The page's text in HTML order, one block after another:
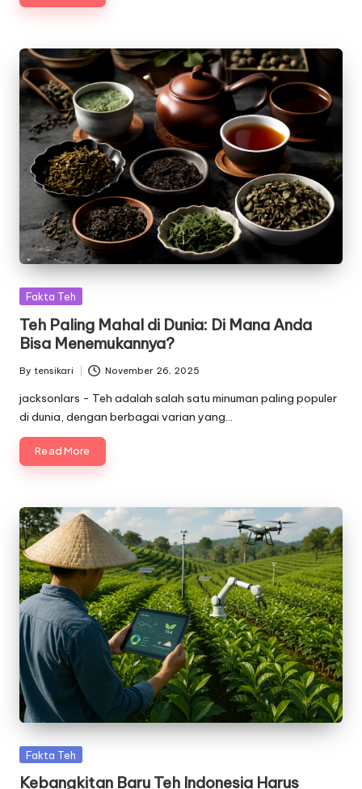
Posted
Fakta Teh
Teh Paling Mahal di Dunia: Di Mana Anda
Bisa Menemukannya?
Posted
by
By tensikari November 26, 2025
jacksonlars - Teh adalah salah satu minuman paling populer
di dunia, dengan berbagai varian yang…
Read More
Posted
Fakta Teh
Kebangkitan Baru Teh Indonesia Harus